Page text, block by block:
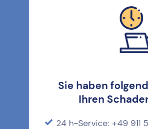
Sie haben
Ihren
24 h-Service: +49 911